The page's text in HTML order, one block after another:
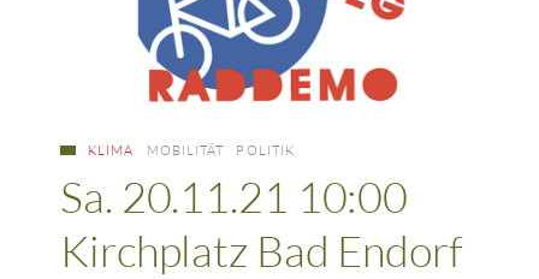
KLIMA MOBILITÄT POLITIK
Sa. 20.11.21 10:00
Kirchplatz Bad Endorf